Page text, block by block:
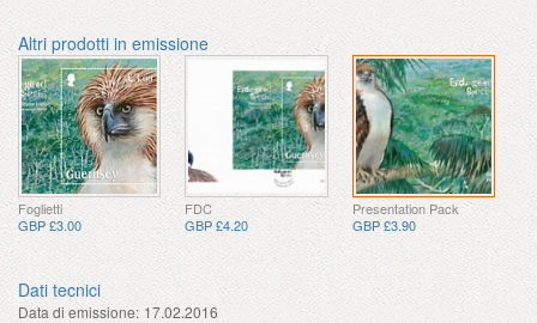
Altri prodotti in emissione
Foglietti
GBP £3.00
FDC
GBP £4.20
Presentation Pack
GBP £3.90
Dati tecnici
Data di emissione: 17.02.2016